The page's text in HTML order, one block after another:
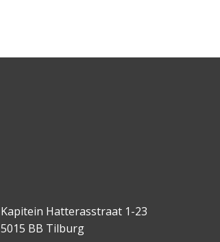
Kapitein Hatterasstraat 1-23
5015 BB Tilburg